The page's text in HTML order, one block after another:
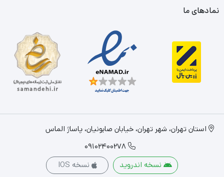
نمادهای ما
استان تهران، شهر تهران، خیابان صابونیان، پاساژ الماس
09102400278
نسخه اندروید
نسخه IOS